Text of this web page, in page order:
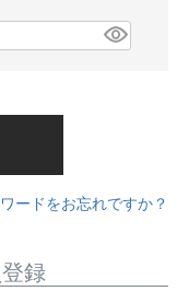
ードをお忘れですか？
録